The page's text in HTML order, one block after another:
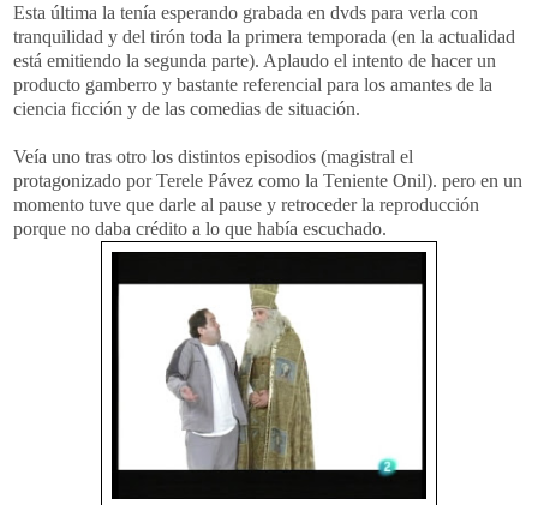
Esta última la tenía esperando grabada en dvds para verla con
tranquilidad y del tirón toda la primera temporada (en la actualidad
está emitiendo la segunda parte). Aplaudo el intento de hacer un
producto gamberro y bastante referencial para los amantes de la
ciencia ficción y de las comedias de situación.
Veía uno tras otro los distintos episodios (magistral el
protagonizado porTerele Pávez como la Teniente Onil). pero en un
momento tuve que darle al pause y retroceder la reproducción
porque no daba crédito a lo que había escuchado.